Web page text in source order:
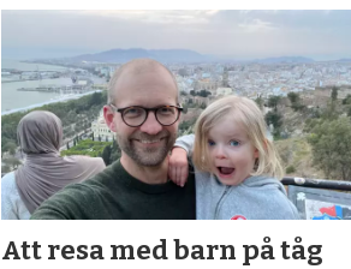
Att resa med barn på tåg